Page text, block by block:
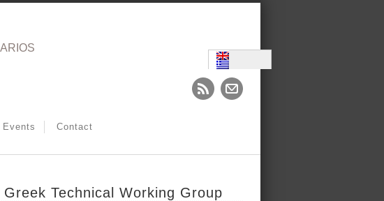
Events Contact
Technical Working Group